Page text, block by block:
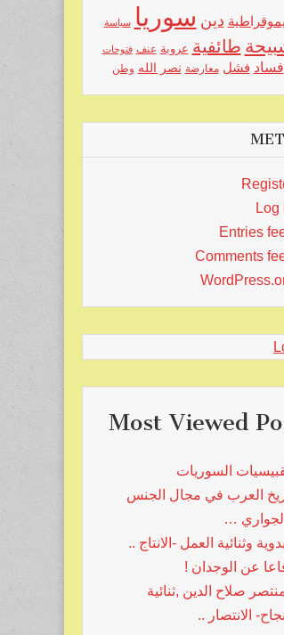
دين سوريا سياسة
طائفية عروبة عنف فتوحات
فساد فشل معارضة نصر الله وطن
Log
Entries
Comments
Most Viewed
السوريات
العرب في مجال الجنس
…
وثنائية العمل -الانتاج ..
عن الوجدان !
صلاح الدين ,ثنائية
الانتصار ..